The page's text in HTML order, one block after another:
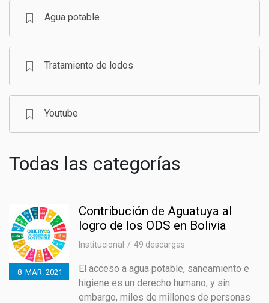
Agua potable
Tratamiento de lodos
Youtube
Todas las categorías
8 MAR. 2021
Contribución de Aguatuya al
logro de los ODS en Bolivia
Institucional 49 descargas
El acceso a agua potable, saneamiento e
higiene es un derecho humano, y sin
embargo, miles de millones de personas